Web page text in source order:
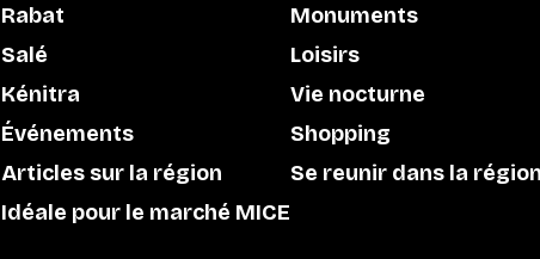
Rabat
Salé
Kénitra
Événements
Articles sur la région
Idéale pour le marché MICE
Monuments
Loisirs
Vie nocturne
Shopping
Se reunir dans la région